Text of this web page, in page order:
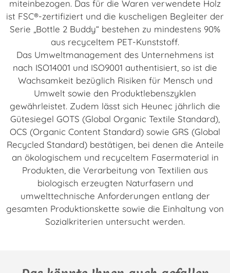
miteinbezogen. Das für die Waren verwendete Holz
ist FSC®-zertifiziert und die kuscheligen Begleiter der
Serie „Bottle 2 Buddy“ bestehen zu mindestens 90%
aus recyceltem PET-Kunststoff.
Das Umweltmanagement des Unternehmens ist
nach ISO14001 und ISO9001 authentisiert, so ist die
Wachsamkeit bezüglich Risiken für Mensch und
Umwelt sowie den Produktlebenszyklen
gewährleistet. Zudem lässt sich Heunec jährlich die
Gütesiegel GOTS (Global Organic Textile Standard),
OCS (Organic Content Standard) sowie GRS (Global
Recycled Standard) bestätigen, bei denen die Anteile
an ökologischem und recyceltem Fasermaterial in
Produkten, die Verarbeitung von Textilien aus
biologisch erzeugten Naturfasern und
umwelttechnische Anforderungen entlang der
gesamten Produktionskette sowie die Einhaltung von
Sozialkriterien untersucht werden.